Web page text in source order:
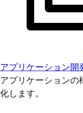
アプリケーション開
アプリケーションの
化します。